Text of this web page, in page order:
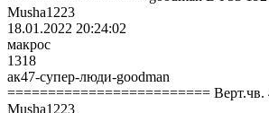
Musha1223
18.01.2022 20:24:02
макрос
1318
ак47-супер-люди-goodman
========================= Верт.чв.
Musha1223